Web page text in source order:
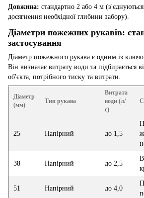
Довжина: стандартно 2 або 4 м
досягнення необхідної глибини забору).
Діаметри пожежних рукавів:
застосування
Діаметр пожежного рукава є одним із
Він визначає витрату води та підбирається
об'єкта, потрібного тиску та витрати.
Діаметр
(мм)
Тип рукава
Витрата
води (л/
с)
25 Напірний до 1,5
38 Напірний до 2,5
51 Напірний до 4,0